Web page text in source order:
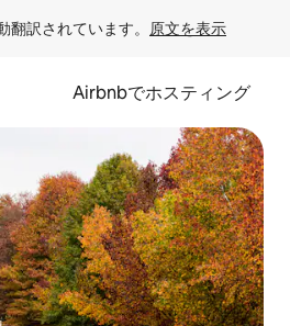
翻訳されています。 原文を表示
Airbnbでホスティング